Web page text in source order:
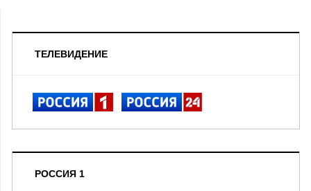
ТЕЛЕВИДЕНИЕ
РОССИЯ 1